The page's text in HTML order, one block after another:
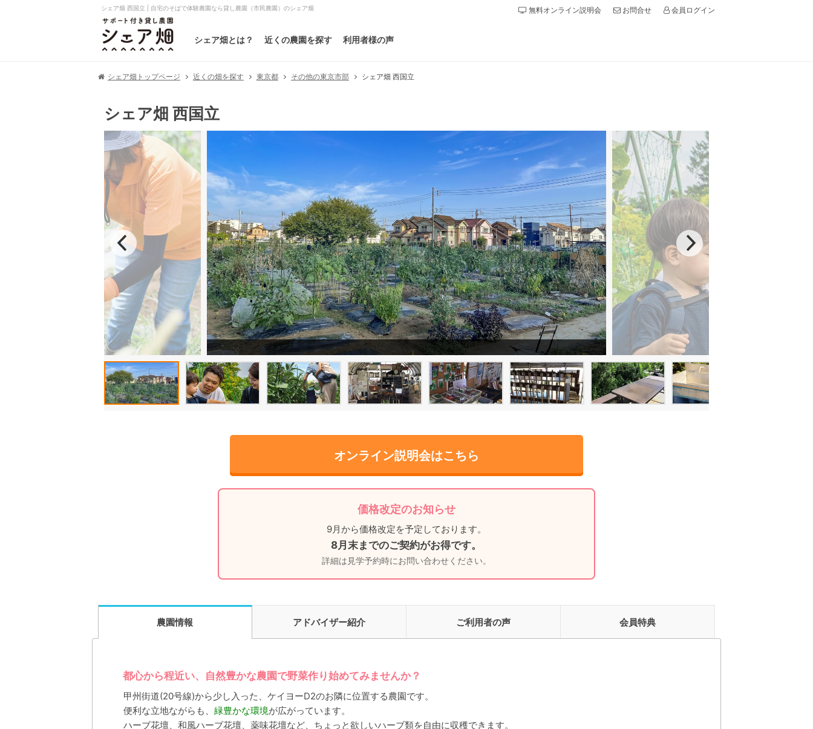
シェア畑 西国立 | 自宅のそばで体験農園なら貸し農園（市民農園）のシェア畑
シェア畑とは？ 近くの農園を探す 利用者様の声
無料オンライン説明会 お問合せ 会員ログイン
シェア畑トップページ 近くの畑を探す 東京都 その他の東京市部 シェア畑 西国立
シェア畑 西国立
オンライン説明会はこちら
価格改定のお知らせ
9月から価格改定を予定しております。
8月末までのご契約がお得です。
詳細は見学予約時にお問い合わせください。
農園情報 アドバイザー紹介 ご利用者の声 会員特典
都心から程近い、自然豊かな農園で野菜作り始めてみませんか？
甲州街道(20号線)から少し入った、ケイヨーD2のお隣に位置する農園です。
便利な立地ながらも、 緑豊かな環境が広がっています。
ハーブ花壇、和風ハーブ花壇、薬味花壇など、ちょっと欲しいハーブ類を自由に収穫できます。